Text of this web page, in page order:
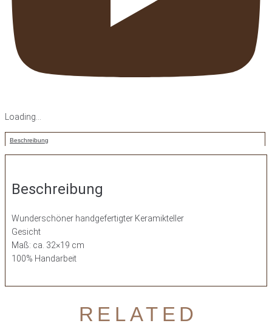
Loading...
Beschreibung
Beschreibung
Wunderschöner handgefertigter Keramikteller
Gesicht
Maß: ca. 32×19 cm
100% Handarbeit
RELATED